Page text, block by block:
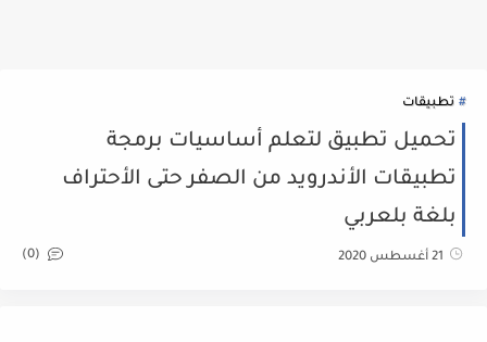
تطبيقات
تحميل تطبيق لتعلم أساسيات برمجة
تطبيقات الأندرويد من الصفر حتى الأحتراف
بلغة بلعربي
21 أغسطس 2020 (0)